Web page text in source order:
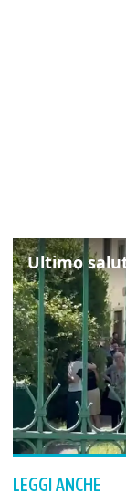
LEGGI ANCHE